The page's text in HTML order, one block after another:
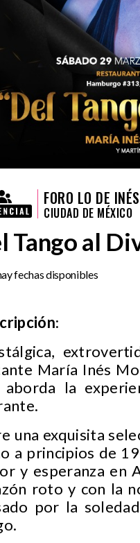
FORO LO DE INÉS
CIUDAD DE MÉXICO
Tango al
fechas disponibles
:
María Inés
aborda la
una exquisita
a principios de
y esperanza en
roto y con la
por la